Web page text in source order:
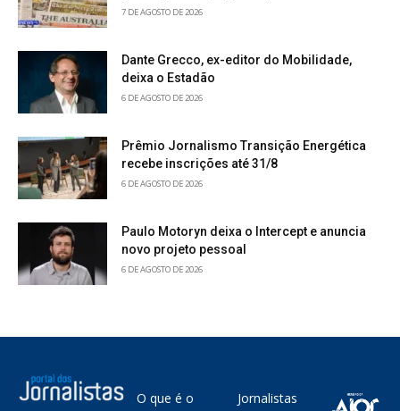
7 DE AGOSTO DE 2026
Dante Grecco, ex-editor do Mobilidade,
deixa o Estadão
6 DE AGOSTO DE 2026
Prêmio Jornalismo Transição Energética
recebe inscrições até 31/8
6 DE AGOSTO DE 2026
Paulo Motoryn deixa o Intercept e anuncia
novo projeto pessoal
6 DE AGOSTO DE 2026
O que é o Jornalistas